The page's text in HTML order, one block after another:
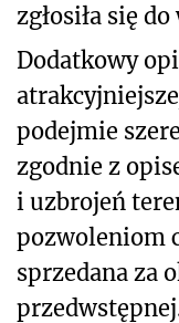
zgłosiła się
Dodatkowy
podejmie
zgodnie z
i uzbrojeń
pozwoleniom
sprzedana za